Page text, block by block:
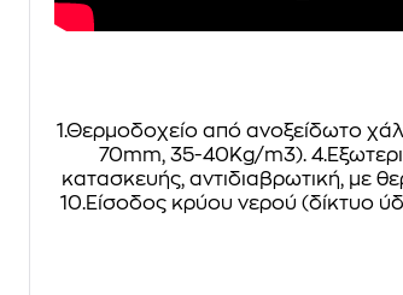
1.Θερμοδοχείο από ανοξείδωτο
70mm, 35-40Kg/m3).
κατασκευής, αντιδιαβρωτική, με
10.Είσοδος κρύου νερού (δίκτυο